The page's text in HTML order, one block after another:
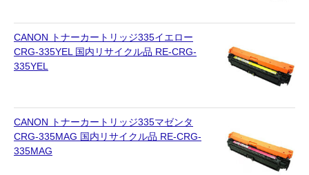
CANON トナーカートリッジ335イエロー
CRG-335YEL 国内リサイクル品 RE-CRG-
335YEL
CANON トナーカートリッジ335マゼンタ
CRG-335MAG 国内リサイクル品 RE-CRG-
335MAG